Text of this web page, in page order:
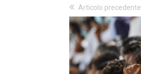
Articolo precedente